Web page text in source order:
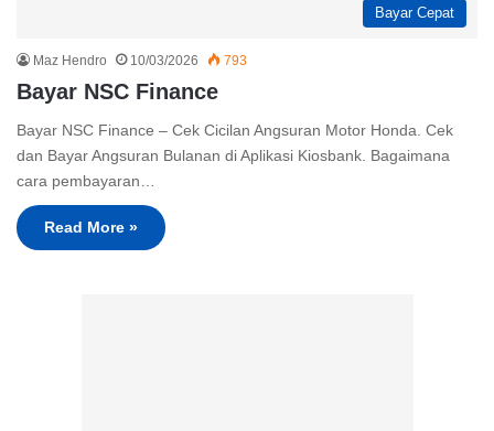
Bayar Cepat
Maz Hendro 10/03/2026 793
Bayar NSC Finance
Bayar NSC Finance – Cek Cicilan Angsuran Motor Honda. Cek
dan Bayar Angsuran Bulanan di Aplikasi Kiosbank. Bagaimana
cara pembayaran…
Read More »